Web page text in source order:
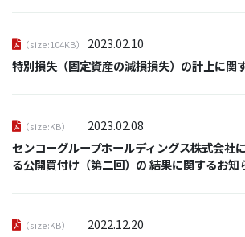
2023.02.10
特別損失（固定資産の減損損失）の計上に関
（size:104KB）
2023.02.08
センコーグループホールディングス株式会社
る公開買付け（第二回）の 結果に関するお知
（size:KB）
2022.12.20
（size:KB）